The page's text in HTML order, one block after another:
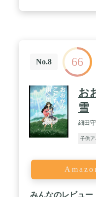
No.8 66
お
雪
細田守
子供ア
みんなのレビュー